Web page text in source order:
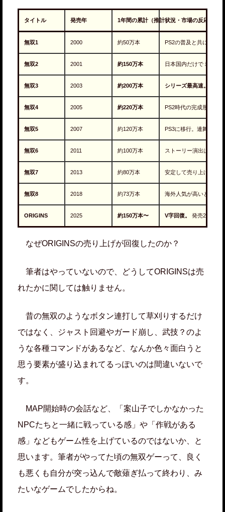
タイトル 発売年 1年間の累計（推計）状況・市場の反応
無双1 2000 約50万本 PS2の普及と共に伸び
無双2 2001 約150万本 日本国内だけでミリオ
無双3 2003 約200万本 シリーズ最高速。
無双4 2005 約220万本 PS2時代の完成形。海
無双5 2007 約120万本 PS3に移行。連舞シス
無双6 2011 約100万本 ストーリー演出は高評
無双7 2013 約80万本 安定して売り上げてい
無双8 2018 約73万本 海外人気が高いと踏ん
ORIGINS 2025 約150万本〜 V字回復。 発売2週間で
なぜORIGINSの売り上げが回復したのか？
筆者はやっていないので、どうしてORIGINSは売
れたかに関しては触りません。
昔の無双のようなボタン連打して草刈りするだけ
ではなく、ジャスト回避やガード崩し、武技？のよ
うな各種コマンドがあるなど、なんか色々面白うと
思う要素が盛り込まれてるっぽいのは間違いないで
す。
MAP開始時の会話など、「案山子でしかなかった
NPCたちと一緒に戦っている感」や「作戦がある
感」などもゲーム性を上げているのではないか、と
思います。筆者がやってた頃の無双ゲーって、良く
も悪くも自分が突っ込んで敵薙ぎ払って終わり、み
たいなゲームでしたからね。